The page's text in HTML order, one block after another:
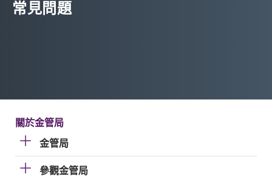
常見問題
關於金管局
金管局
參觀金管局